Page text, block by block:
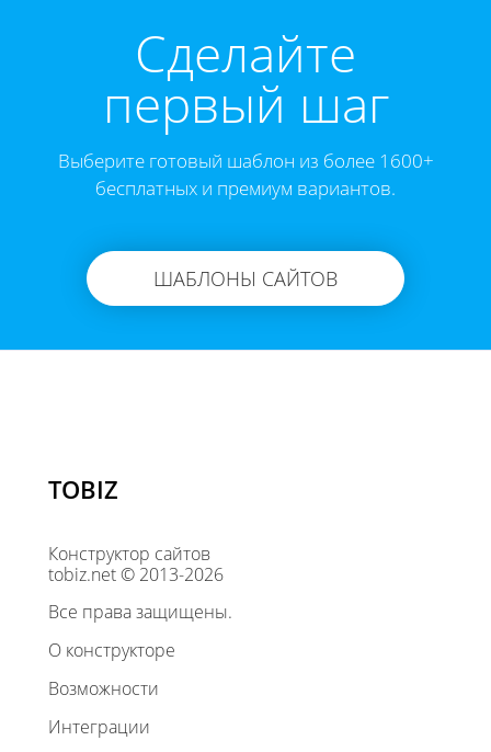
Cделайте
первый шаг
Выберите готовый шаблон из более 1600+
бесплатных и премиум вариантов.
ШАБЛОНЫ САЙТОВ
TOBIZ
Конструктор сайтов
tobiz.net © 2013-2026
Все права защищены.
О конструкторе
Возможности
Интеграции